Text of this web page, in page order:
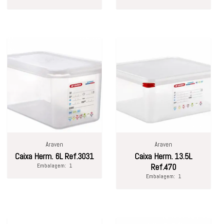
Araven
Caixa Herm. 6L Ref.3031
Embalagem: 1
Araven
Caixa Herm. 13.5L
Ref.470
Embalagem: 1